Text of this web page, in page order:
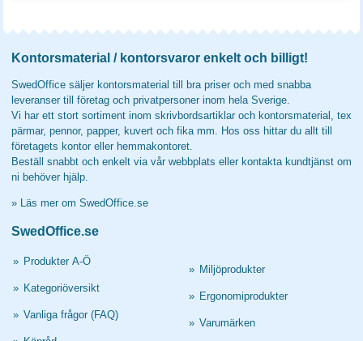
Kontorsmaterial / kontorsvaror enkelt och billigt!
SwedOffice säljer kontorsmaterial till bra priser och med snabba
leveranser till företag och privatpersoner inom hela Sverige.
Vi har ett stort sortiment inom skrivbordsartiklar och kontorsmaterial, tex
pärmar, pennor, papper, kuvert och fika mm. Hos oss hittar du allt till
företagets kontor eller hemmakontoret.
Beställ snabbt och enkelt via vår webbplats eller kontakta kundtjänst om
ni behöver hjälp.
» Läs mer om SwedOffice.se
SwedOffice.se
» Produkter A-Ö
» Kategoriöversikt
» Vanliga frågor (FAQ)
» Miljöprodukter
» Ergonomiprodukter
» Varumärken